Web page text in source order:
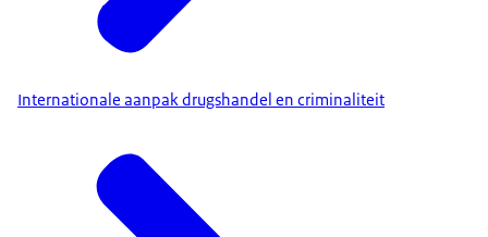
Internationale aanpak drugshandel en criminaliteit